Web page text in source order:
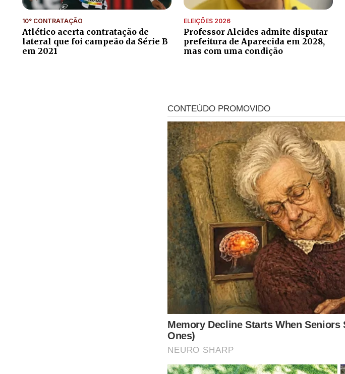
10° CONTRATAÇÃO
Atlético acerta contratação de
lateral que foi campeão da Série B
em 2021
ELEIÇÕES 2026
Professor Alcides admite disputar
prefeitura de Aparecida em 2028,
mas com uma condição